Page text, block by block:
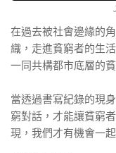
在過去被社會邊緣的
織，走進貧窮者的生
一同共構都市底層的
當透過書寫紀錄的現
窮對話，才能讓貧窮
現，我們才有機會一